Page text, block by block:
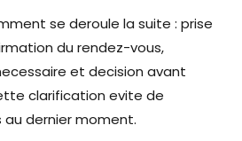
se deroule la suite : prise
du rendez-vous,
et decision avant
clarification evite de
dernier moment.